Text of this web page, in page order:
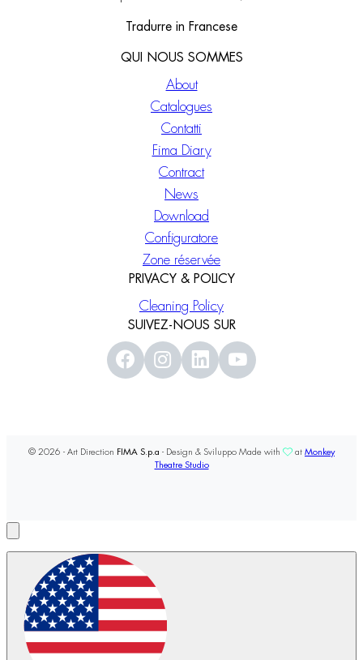
Tradurre in Francese
QUI NOUS SOMMES
About
Catalogues
Contatti
Fima Diary
Contract
News
Download
Configuratore
Zone réservée
PRIVACY & POLICY
Cleaning Policy
SUIVEZ-NOUS SUR
© 2026 - Art Direction FIMA S.p.a - Design & Sviluppo Made with at Monkey
Theatre Studio